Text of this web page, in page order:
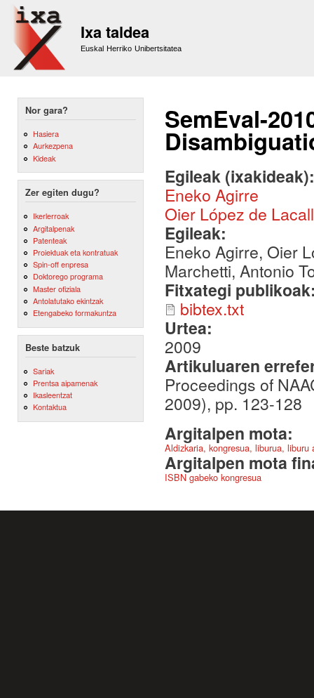
Ixa taldea
Euskal Herriko Unibertsitatea
Nor gara?
Hasiera
Aurkezpena
Kideak
Zer egiten dugu?
Ikerlerroak
Argitalpenak
Patenteak
Proiektuak eta kontratuak
Spin-off enpresa
Doktorego programa
Master ofiziala
Antolatutako ekintzak
Etengabeko formakuntza
Beste batzuk
Sariak
Prentsa aipamenak
Ikasleentzat
Kontaktua
SemEval-
Egileak
Eneko Agirre
Oier López de
Egileak:
Eneko Agirre, Oier
Marchetti, Antonio
Fitxategi
bibtex.txt
Urtea:
2009
Artikuluaren
Proceedings of
2009), pp. 123-128
Argitalpen mota:
Aldizkaria, kongresua, liburua,
Argitalpen mota
ISBN gabeko kongresua